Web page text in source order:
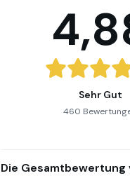
Sehr Gut
460
Die